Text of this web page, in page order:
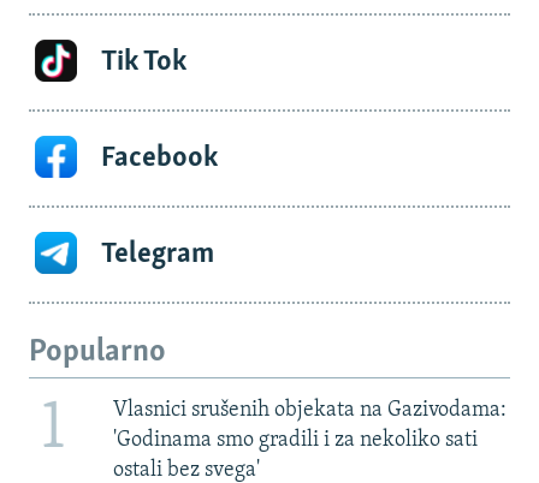
Tik Tok
Facebook
Telegram
Popularno
1
Vlasnici srušenih objekata na Gazivodama:
'Godinama smo gradili i za nekoliko sati
ostali bez svega'